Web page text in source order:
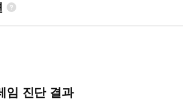
임 진단 결과